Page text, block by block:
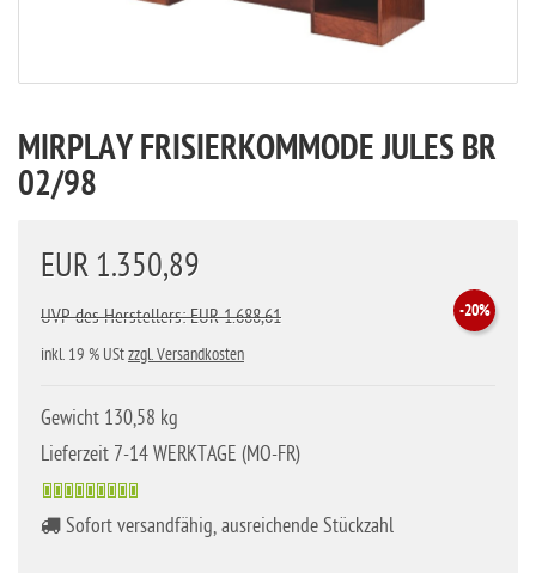
MIRPLAY FRISIERKOMMODE JULES BR
02/98
EUR 1.350,89
-20%
UVP des Herstellers: EUR 1.688,61
inkl. 19 % UStzzgl. Versandkosten
Gewicht 130,58 kg
Lieferzeit 7-14 WERKTAGE (MO-FR)
Sofort versandfähig, ausreichende Stückzahl